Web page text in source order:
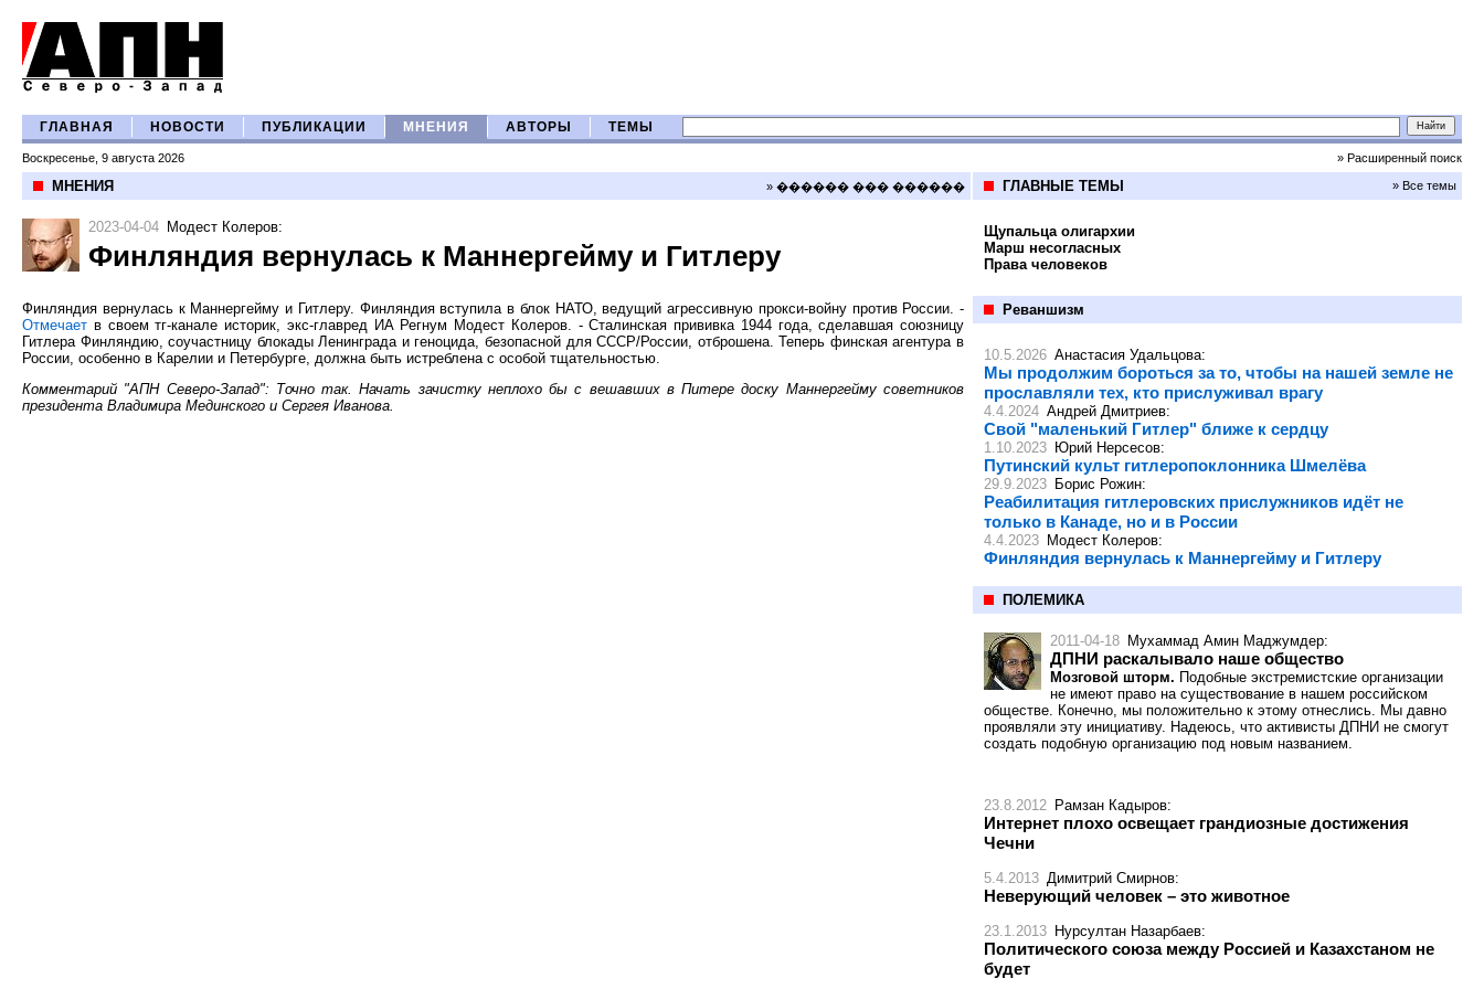
ГЛАВНАЯ НОВОСТИ ПУБЛИКАЦИИ МНЕНИЯ АВТОРЫ ТЕМЫ
Воскресенье, 9 августа 2026 » Расширенный поиск
МНЕНИЯ » ������ ��� ������
2023-04-04 Модест Колеров:
Финляндия вернулась к Маннергейму и Гитлеру
Финляндия вернулась к Маннергейму и Гитлеру. Финляндия вступила в блок НАТО, ведущий агрессивную прокси-войну против России. -
Отмечает в своем тг-канале историк, экс-главред ИА Регнум Модест Колеров. - Сталинская прививка 1944 года, сделавшая союзницу
Гитлера Финляндию, соучастницу блокады Ленинграда и геноцида, безопасной для СССР/России, отброшена. Теперь финская агентура в
России, особенно в Карелии и Петербурге, должна быть истреблена с особой тщательностью.
Комментарий "АПН Северо-Запад": Точно так. Начать зачистку неплохо бы с вешавших в Питере доску Маннергейму советников
президента Владимира Мединского и Сергея Иванова.
ГЛАВНЫЕ ТЕМЫ » Все темы
Щупальца олигархии
Марш несогласных
Права человеков
Реваншизм
10.5.2026 Анастасия Удальцова:
Мы продолжим бороться за то, чтобы на нашей земле не
прославляли тех, кто прислуживал врагу
4.4.2024 Андрей Дмитриев:
Свой "маленький Гитлер" ближе к сердцу
1.10.2023 Юрий Нерсесов:
Путинский культ гитлеропоклонника Шмелёва
29.9.2023 Борис Рожин:
Реабилитация гитлеровских прислужников идёт не
только в Канаде, но и в России
4.4.2023 Модест Колеров:
Финляндия вернулась к Маннергейму и Гитлеру
ПОЛЕМИКА
2011-04-18 Мухаммад Амин Маджумдер:
ДПНИ раскалывало наше общество
Мозговой шторм. Подобные экстремистские организации
не имеют право на существование в нашем российском
обществе. Конечно, мы положительно к этому отнеслись. Мы давно
проявляли эту инициативу. Надеюсь, что активисты ДПНИ не смогут
создать подобную организацию под новым названием.
23.8.2012 Рамзан Кадыров:
Интернет плохо освещает грандиозные достижения
Чечни
5.4.2013 Димитрий Смирнов:
Неверующий человек – это животное
23.1.2013 Нурсултан Назарбаев:
Политического союза между Россией и Казахстаном не
будет